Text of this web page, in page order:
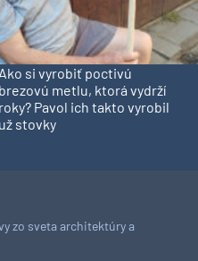
Ako si vyrobiť poctivú
brezovú metlu, ktorá vydrží
roky? Pavol ich takto vyrobil
už stovky
zo sveta architektúry a